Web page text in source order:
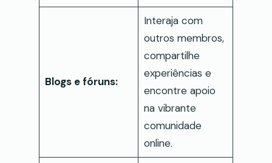
Blogs e fóruns:
Interaja com
outros membros,
compartilhe
experiências e
encontre apoio
na vibrante
comunidade
online.